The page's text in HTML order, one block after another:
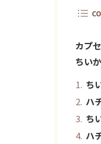
カプ
ちい
ち
ハ
ち
ハ